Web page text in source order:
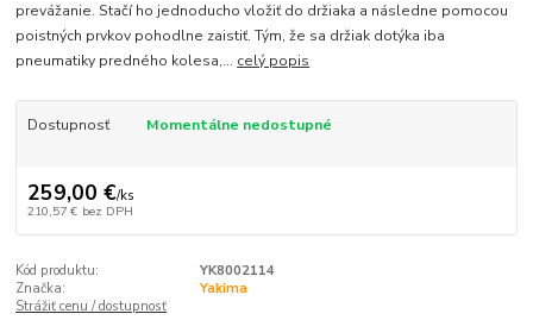
prevážanie. Stačí ho jednoducho vložiť do držiaka a následne pomocou
poistných prvkov pohodlne zaistiť. Tým, že sa držiak dotýka iba
pneumatiky predného kolesa,... celý popis
Dostupnosť Momentálne nedostupné
259,00 €/ks
210,57 € bez DPH
Kód produktu:
YK8002114
Značka:
Yakima
Strážiť cenu / dostupnosť